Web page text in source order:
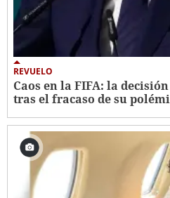
REVUELO
Caos en la FIFA: la
tras el fracaso de su